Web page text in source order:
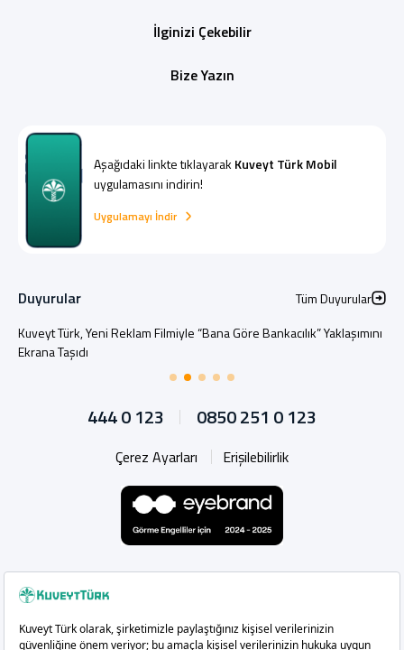
İlginizi Çekebilir
Bize Yazın
Aşağıdaki linkte tıklayarak Kuveyt Türk Mobil
uygulamasını indirin!
Uygulamayı İndir
Duyurular
Tüm Duyurular
Kuveyt Türk, Yeni Reklam Filmiyle “Bana Göre Bankacılık” Yaklaşımını
Ekrana Taşıdı
444 0 123 0850 251 0 123
Çerez Ayarları Erişilebilirlik
Whatsapp